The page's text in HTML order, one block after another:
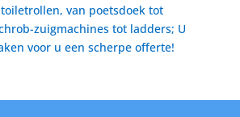
van poetsdoek tot
zuigmachines tot ladders; U
voor u een scherpe offerte!